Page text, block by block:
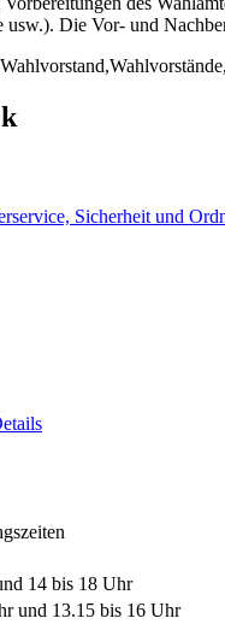
Die Vor- und
Sicherheit und
14 bis 18 Uhr
und 13.15 bis 16 Uhr